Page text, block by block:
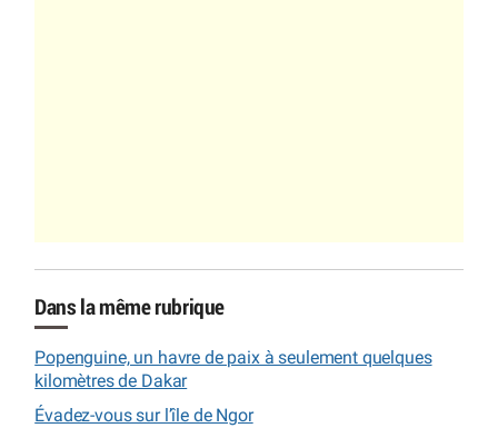
Dans la même rubrique
Popenguine, un havre de paix à seulement quelques
kilomètres de Dakar
Évadez-vous sur l’île de Ngor